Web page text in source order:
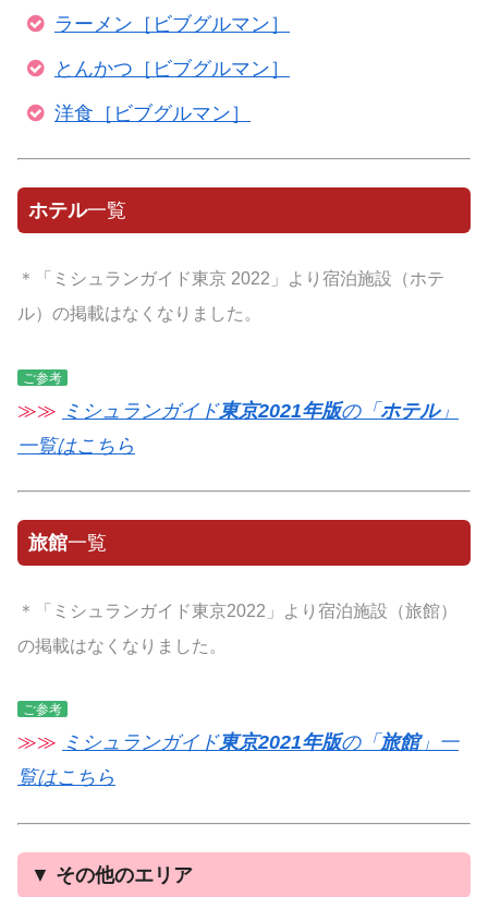
ラーメン［ビブグルマン］
とんかつ［ビブグルマン］
洋食［ビブグルマン］
ホテル一覧
＊「ミシュランガイド東京 2022」より宿泊施設（ホテ
ル）の掲載はなくなりました。
ご参考
≫≫ ミシュランガイド東京2021年版の「ホテル」
一覧はこちら
旅館一覧
＊「ミシュランガイド東京2022」より宿泊施設（旅館）
の掲載はなくなりました。
ご参考
≫≫ ミシュランガイド東京2021年版の「 旅館」一
覧はこちら
▼ その他のエリア